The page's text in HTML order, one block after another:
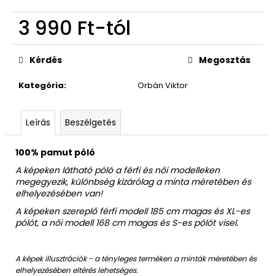
3 990 Ft-tól
Egységár:
Kategória: Orbán Viktor
Kérdés Megosztás
Leírás Beszélgetés
100% pamut póló
A képeken látható póló a férfi és női modelleken
megegyezik, különbség kizárólag a minta méretében és
elhelyezésében van!
A képeken szereplő férfi modell 185 cm magas és XL-es
pólót, a női modell 168 cm magas és S-es pólót visel.
A képek illusztrációk - a tényleges terméken a minták méretében és
elhelyezésében eltérés lehetséges.